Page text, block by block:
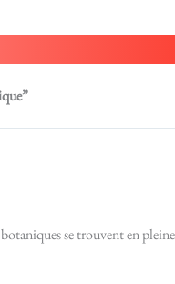
se trouvent en